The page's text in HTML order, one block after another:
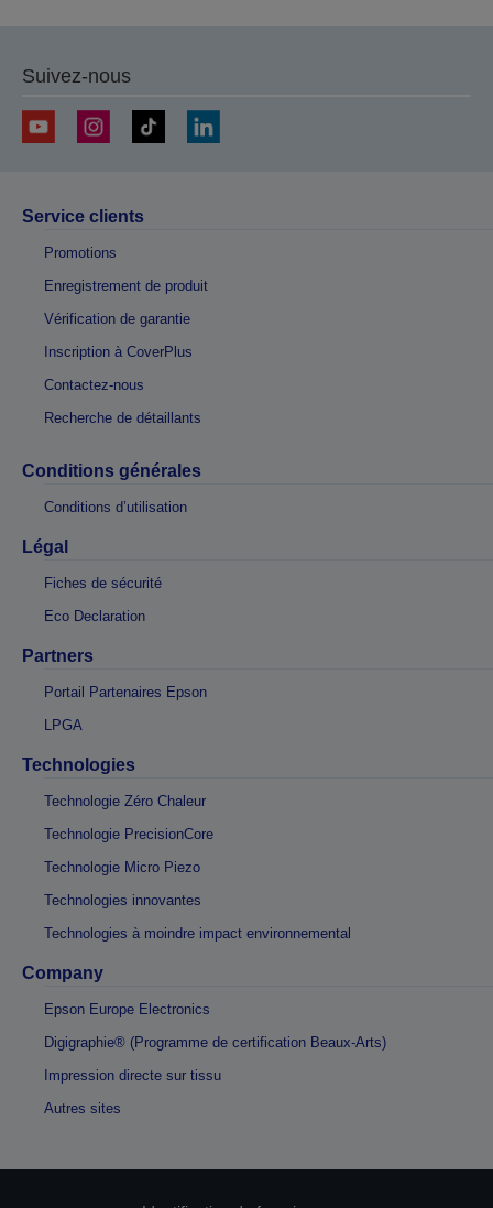
Suivez-nous
Service clients
Promotions
Enregistrement de produit
Vérification de garantie
Inscription à CoverPlus
Contactez-nous
Recherche de détaillants
Conditions générales
Conditions d’utilisation
Légal
Fiches de sécurité
Eco Declaration
Partners
Portail Partenaires Epson
LPGA
Technologies
Technologie Zéro Chaleur
Technologie PrecisionCore
Technologie Micro Piezo
Technologies innovantes
Technologies à moindre impact environnemental
Company
Epson Europe Electronics
Digigraphie® (Programme de certification Beaux-Arts)
Impression directe sur tissu
Autres sites